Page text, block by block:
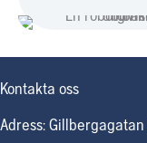
Kontakta oss
Adress: Gillbergagatan